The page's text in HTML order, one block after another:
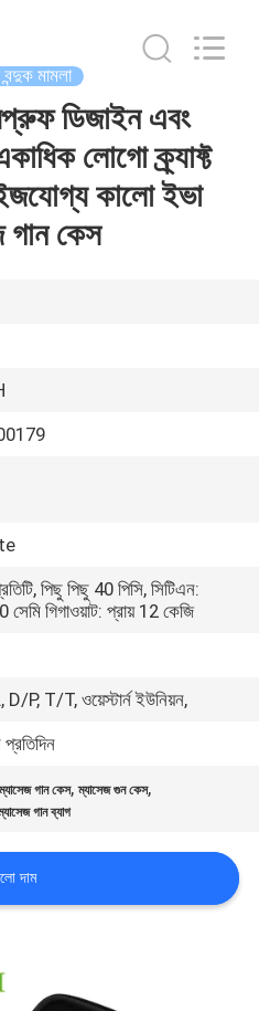
মামলা
ডিজাইন এবং
লোগো ক্র্যাফ্ট
কালো ইভা
গান কেস
পিছু পিছু 40 পিসি, সিটিএন:
গিগাওয়াট: প্রায় 12 কেজি
P, T/T, ওয়েস্টার্ন ইউনিয়ন,
গান কেস,ম্যাসেজ গুন কেস,
গান ব্যাগ
দাম